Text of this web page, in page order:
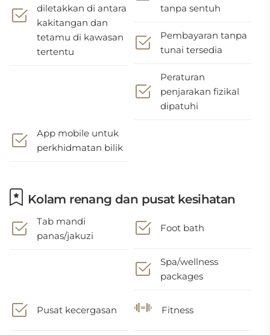
diletakkan di antara
kakitangan dan
tetamu di kawasan
tertentu
tanpa sentuh
Pembayaran tanpa
tunai tersedia
Peraturan
penjarakan fizikal
dipatuhi
App mobile untuk
perkhidmatan bilik
Kolam renang dan pusat kesihatan
Tab mandi
panas/jakuzi
Foot bath
Spa/wellness
packages
Pusat kecergasan Fitness